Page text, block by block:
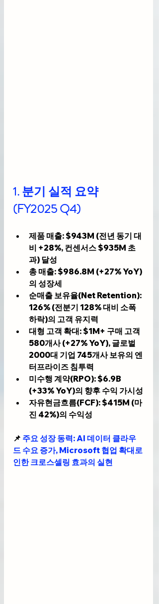
1. 분기 실적 요약
(FY2025 Q4)
제품 매출: $943M (전년 동기 대
비 +28%, 컨센서스 $935M 초
과) 달성
총 매출: $986.8M (+27% YoY)
의 성장세
순매출 보유율(Net Retention):
126% (전분기 128% 대비 소폭
하락)의 고객 유지력
대형 고객 확대: $1M+ 구매 고객
580개사 (+27% YoY), 글로벌
2000대 기업 745개사 보유의 엔
터프라이즈 침투력
미수행 계약(RPO): $6.9B
(+33% YoY)의 향후 수익 가시성
자유현금흐름(FCF): $415M (마
진 42%)의 수익성
📌 주요 성장 동력: AI 데이터 클라우
드 수요 증가, Microsoft 협업 확대로
인한 크로스셀링 효과의 실현